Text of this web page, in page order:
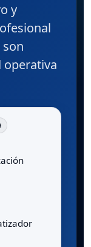
y
operativa